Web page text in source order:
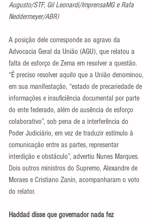
Augusto/STF, Gil Leonardi/ImprensaMG e Rafa
Neddermeyer/ABR)
A posição dele corresponde ao agravo da
Advocacia Geral da União (AGU), que relatou a
falta de esforço de Zema em resolver a questão.
“É preciso resolver aquilo que a União denominou,
em sua manifestação, “estado de precariedade de
informações e insuficiência documental por parte
do ente federado, além de ausência de esforço
colaborativo”, sob pena de a interferência do
Poder Judiciário, em vez de traduzir estímulo à
comunicação entre as partes, representar
interdição e obstáculo”, advertiu Nunes Marques.
Dois outros ministros do Supremo, Alexandre de
Moraes e Cristiano Zanin, acompanharam o voto
do relator.
Haddad disse que governador nada fez